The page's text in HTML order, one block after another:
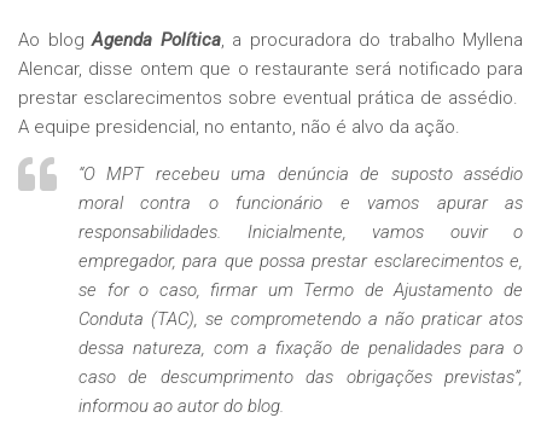
Ao blogAgenda Política, a procuradora do trabalho Myllena
Alencar, disse ontem que o restaurante será notificado para
prestar esclarecimentos sobre eventual prática de assédio.
A equipe presidencial, no entanto, não é alvo da ação.
“O MPT recebeu uma denúncia de suposto assédio
moral contra o funcionário e vamos apurar as
responsabilidades. Inicialmente, vamos ouvir o
empregador, para que possa prestar esclarecimentos e,
se for o caso, firmar um Termo de Ajustamento de
Conduta (TAC), se comprometendo a não praticar atos
dessa natureza, com a fixação de penalidades para o
caso de descumprimento das obrigações previstas”,
informou ao autor do blog.